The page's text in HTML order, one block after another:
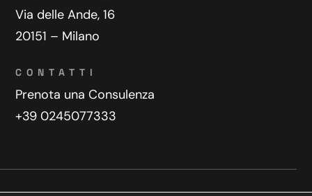
Via delle Ande, 16
20151 – Milano
CONTATTI
Prenota una Consulenza
+39 0245077333